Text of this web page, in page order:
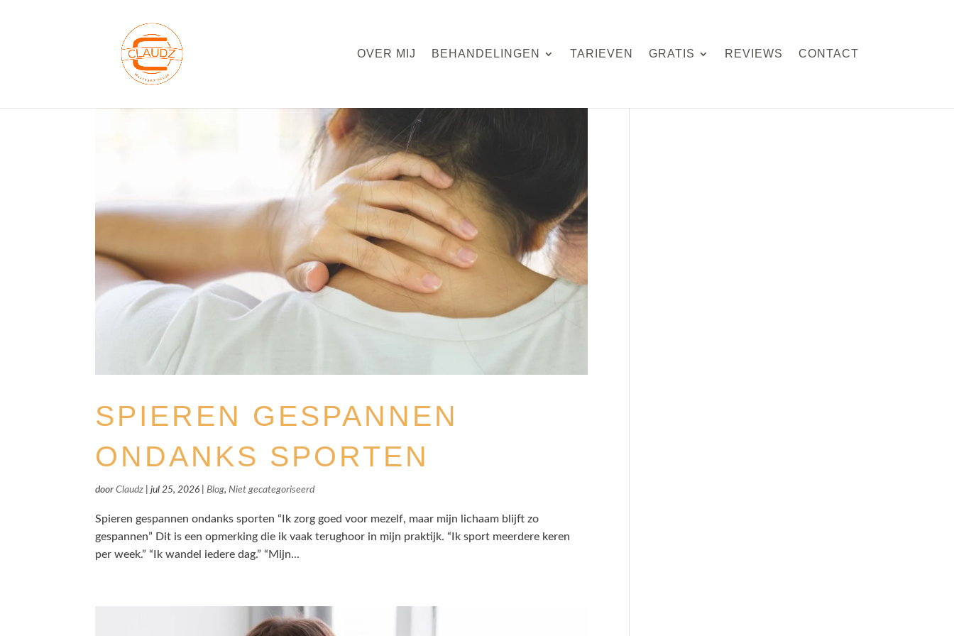
OVER MIJ BEHANDELINGEN TARIEVEN GRATIS REVIEWS CONTACT
SPIEREN GESPANNEN
ONDANKS SPORTEN
doorClaudz |jul 25, 2026 |Blog,Niet gecategoriseerd
Spieren gespannen ondanks sporten “Ik zorg goed voor mezelf, maar mijn lichaam blijft zo
gespannen” Dit is een opmerking die ik vaak terughoor in mijn praktijk. “Ik sport meerdere keren
per week.” “Ik wandel iedere dag.” “Mijn...